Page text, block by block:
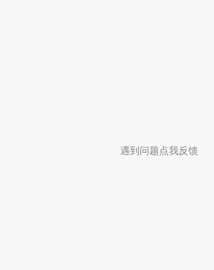
遇到问题点我反馈